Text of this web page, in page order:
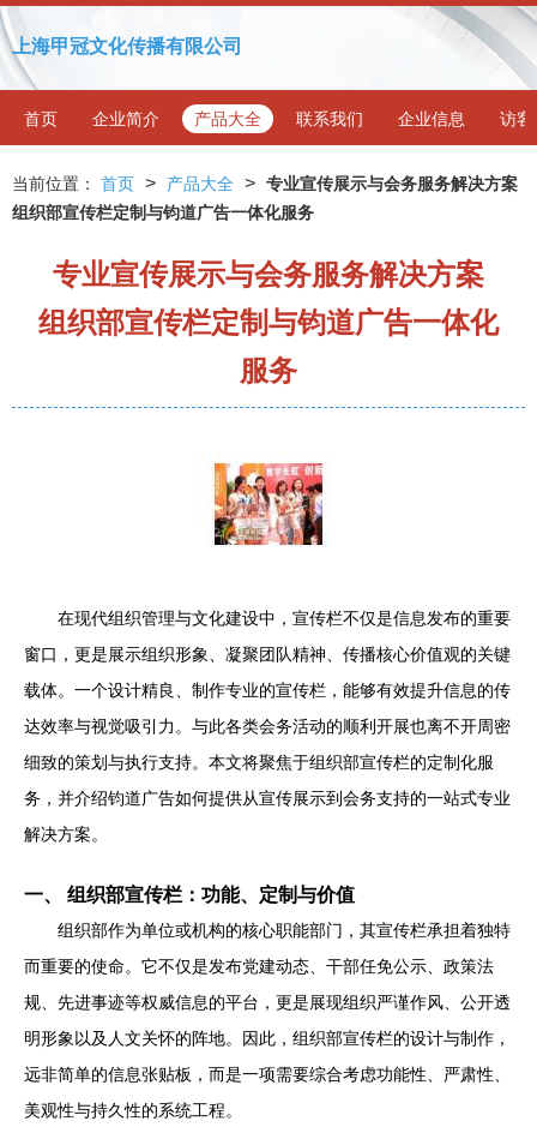
上海甲冠文化传播有限公司
首页 企业简介 产品大全 联系我们 企业信息 访客
当前位置： 首页 > 产品大全 > 专业宣传展示与会务服务解决方案
组织部宣传栏定制与钧道广告一体化服务
专业宣传展示与会务服务解决方案
组织部宣传栏定制与钧道广告一体化
服务
在现代组织管理与文化建设中，宣传栏不仅是信息发布的重要
窗口，更是展示组织形象、凝聚团队精神、传播核心价值观的关键
载体。一个设计精良、制作专业的宣传栏，能够有效提升信息的传
达效率与视觉吸引力。与此各类会务活动的顺利开展也离不开周密
细致的策划与执行支持。本文将聚焦于组织部宣传栏的定制化服
务，并介绍钧道广告如何提供从宣传展示到会务支持的一站式专业
解决方案。
一、 组织部宣传栏：功能、定制与价值
组织部作为单位或机构的核心职能部门，其宣传栏承担着独特
而重要的使命。它不仅是发布党建动态、干部任免公示、政策法
规、先进事迹等权威信息的平台，更是展现组织严谨作风、公开透
明形象以及人文关怀的阵地。因此，组织部宣传栏的设计与制作，
远非简单的信息张贴板，而是一项需要综合考虑功能性、严肃性、
美观性与持久性的系统工程。